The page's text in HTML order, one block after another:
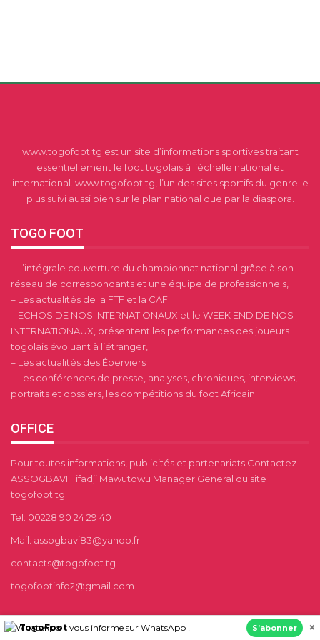
www.togofoot.tg est un site d’informations sportives traitant
essentiellement le foot togolais à l’échelle national et
international. www.togofoot.tg, l’un des sites sportifs du genre le
plus suivi aussi bien sur le plan national que par la diaspora.
TOGO FOOT
– L’intégrale couverture du championnat national grâce à son
réseau de correspondants et une équipe de professionnels,
– Les actualités de la FTF et la CAF
– ECHOS DE NOS INTERNATIONAUX et le WEEK END DE NOS
INTERNATIONAUX, présentent les performances des joueurs
togolais évoluant à l’étranger,
– Les actualités des Éperviers
– Les conférences de presse, analyses, chroniques, interviews,
portraits et dossiers, les compétitions du foot Africain.
OFFICE
Pour toutes informations, publicités et partenariats Contactez
ASSOGBAVI Fifadji Mawutowu Manager General du site
togofoot.tg
Tel: 00228 90 24 29 40
Mail: assogbavi83@yahoo.fr
contacts@togofoot.tg
togofootinfo2@gmail.com
TogoFoot vous informe sur WhatsApp ! S’abonner ×